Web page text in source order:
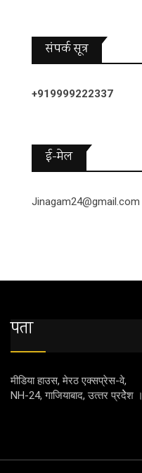
संपर्क सूत्र
+919999222337
ई-मेल
Jinagam24@gmail.com
पता
मीडिया हाउस, मेरठ एक्‍सप्रेस-वे,
NH-24, गाजियाबाद, उत्‍तर प्रदेेेेश ।